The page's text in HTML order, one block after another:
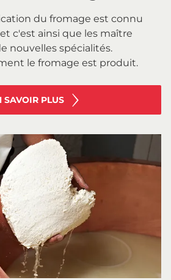
du fromage est connu
c'est ainsi que les maître
nouvelles spécialités.
le fromage est produit.
SAVOIR PLUS